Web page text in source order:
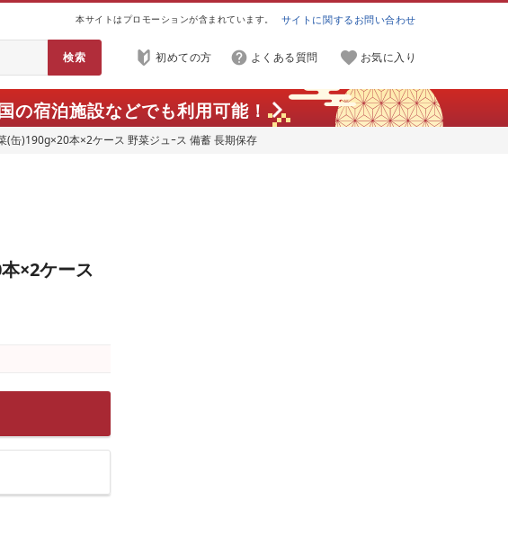
本サイトはプロモーションが含まれています。 サイトに関するお問い合わせ
初めての方 よくある質問 お気に入り
の宿泊施設などでも利用可能！
(缶)190g×20本×2ケース 野菜ジュｰス 備蓄 長期保存
×2ケース